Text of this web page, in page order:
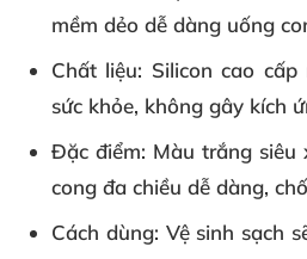
mềm dẻo dễ dàng uống
Chất liệu: Silicon cao
sức khỏe, không gây kích
Đặc điểm: Màu trắng siêu
cong đa chiều dễ dàng,
Cách dùng: Vệ sinh sạch